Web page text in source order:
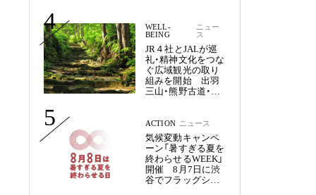
4
WELL-
BEING
ニュー
ス
JR４社とJALが巡
礼・精神文化をつな
ぐ広域観光の取り
組みを開始 出羽
三山・熊野古道・四
5 ACTION ニュース
気候変動キャンペ
ーン「暑すぎる夏を
終わらせるWEEK」
開催 8月7日に渋
谷でフラッグシッ